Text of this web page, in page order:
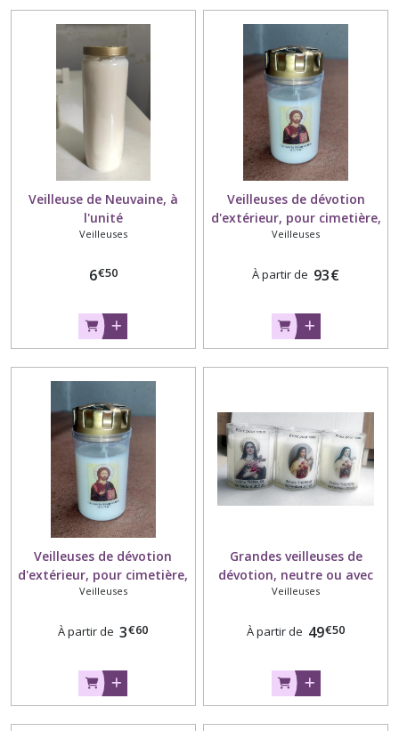
Veilleuse de Neuvaine, à
l'unité
Veilleuses
6€50
Veilleuses de dévotion
d'extérieur, pour cimetière,
carton de 30 veilleuses
Veilleuses
À partir de 93€
Veilleuses de dévotion
d'extérieur, pour cimetière,
à l'unité
Veilleuses
À partir de 3€60
Grandes veilleuses de
dévotion, neutre ou avec
image, carton de 48
Veilleuses
À partir de 49€50
charbon
bougies
déco
parfumées
Afficher